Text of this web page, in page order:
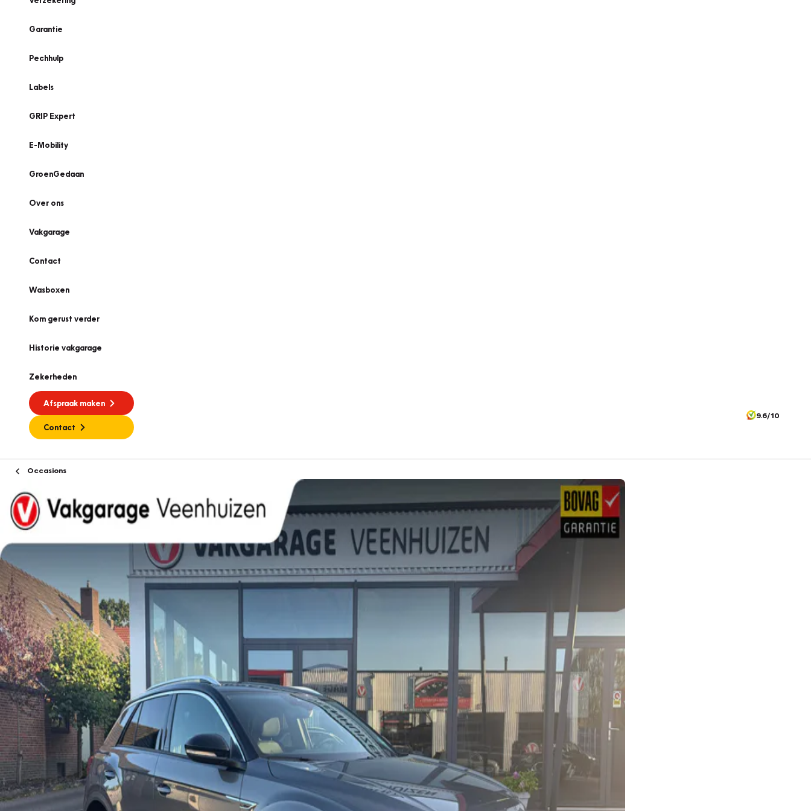
Garantie
Pechhulp
Labels
GRIP Expert
E-Mobility
GroenGedaan
Over ons
Vakgarage
Contact
Wasboxen
Kom gerust verder
Historie vakgarage
Zekerheden
Afspraak maken
Contact
9.6/10
Occasions